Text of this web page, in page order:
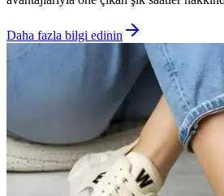
Daha fazla bilgi edinin